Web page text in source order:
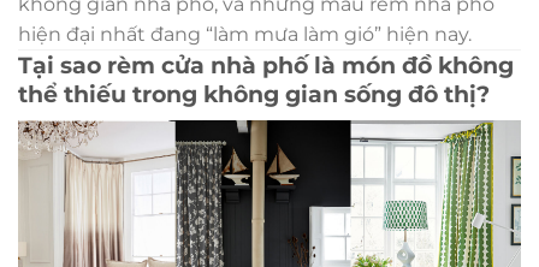
hiện đại nhất đang “làm mưa làm gió” hiện nay.
Tại sao rèm cửa nhà phố là món đồ không
thể thiếu trong không gian sống đô thị?